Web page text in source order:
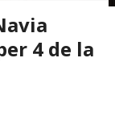
4 de la